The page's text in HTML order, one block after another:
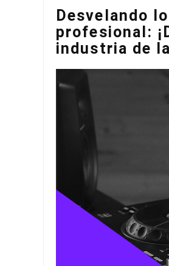
Desvelando
profesional:
industria de